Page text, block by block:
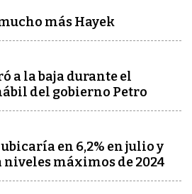
más Hayek
a la baja durante el
del gobierno Petro
en 6,2% en julio y
niveles máximos de 2024